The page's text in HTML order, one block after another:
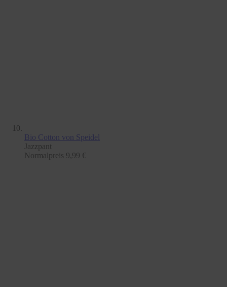
Bio Cotton von Speidel
Jazzpant
Normalpreis 9,99 €